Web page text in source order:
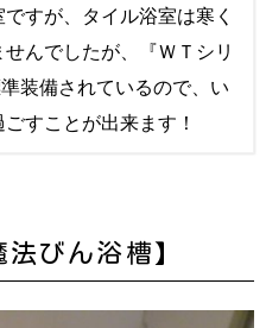
すが、タイル浴室は寒く
んでしたが、『ＷＴシリ
装備されているので、い
すことが出来ます！
びん浴槽】